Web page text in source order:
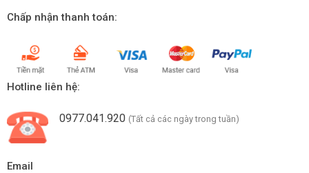
Chấp nhận thanh toán:
Hotline liên hệ:
0977.041.920 (Tất cả các ngày trong tuần)
Email